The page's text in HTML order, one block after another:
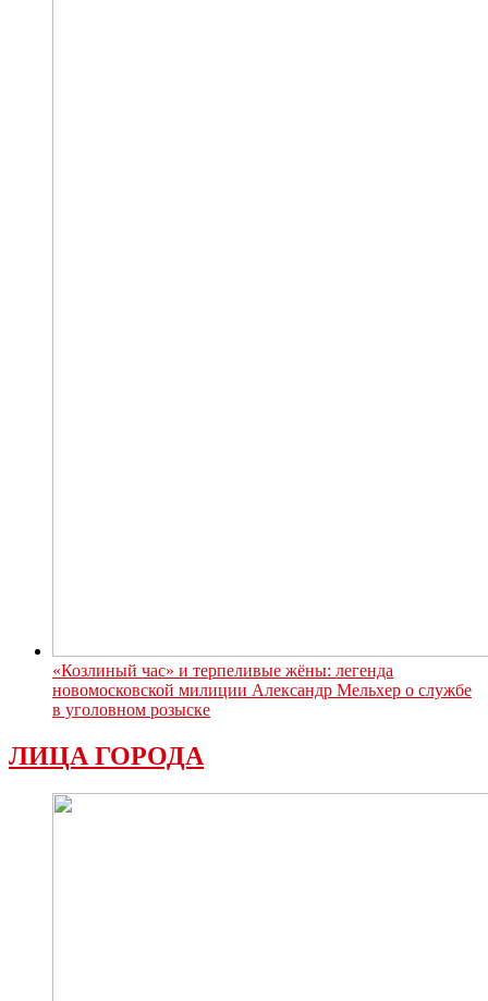
«Козлиный час» и терпеливые жёны: легенда
новомосковской милиции Александр Мельхер о службе
в уголовном розыске
ЛИЦА ГОРОДА